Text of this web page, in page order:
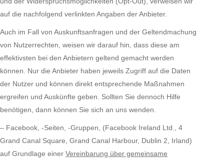
auf die nachfolgend verlinkten Angaben der Anbieter.
Auch im Fall von Auskunftsanfragen und der Geltendmachung
von Nutzerrechten, weisen wir darauf hin, dass diese am
effektivsten bei den Anbietern geltend gemacht werden
können. Nur die Anbieter haben jeweils Zugriff auf die Daten
der Nutzer und können direkt entsprechende Maßnahmen
ergreifen und Auskünfte geben. Sollten Sie dennoch Hilfe
benötigen, dann können Sie sich an uns wenden.
– Facebook, -Seiten, -Gruppen, (Facebook Ireland Ltd., 4
Grand Canal Square, Grand Canal Harbour, Dublin 2, Irland)
auf Grundlage einer Vereinbarung über gemeinsame